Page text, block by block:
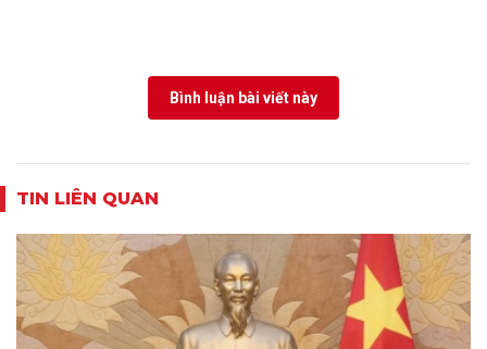
Bình luận bài viết này
TIN LIÊN QUAN